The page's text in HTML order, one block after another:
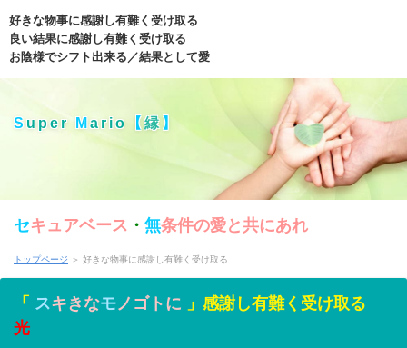
好きな物事に感謝し有難く受け取る
良い結果に感謝し有難く受け取る
お陰様でシフト出来る／結果として愛
Super Mario 【縁】
セキュアベース ・ 無条件の愛と共にあれ
トップページ ＞ 好きな物事に感謝し有難く受け取る
「 スキきなモノゴトに 」感謝し有難く受け取る
光